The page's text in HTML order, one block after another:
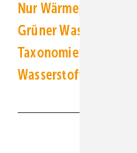
Nur Wärmepumpen
Grüner Wasserstoff
Taxonomie:
Wasserstoff-Importe